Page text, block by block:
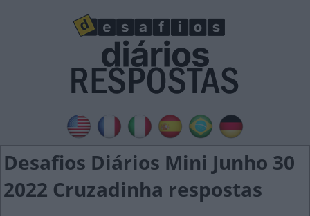
Desafios Diários Mini Junho 30
2022 Cruzadinha respostas